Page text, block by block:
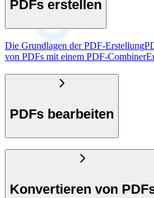
PDFs erstellen
Die Grundlagen der PDF-Erstellung
von PDFs mit einem PDF-Combiner
PDFs bearbeiten
Konvertieren von